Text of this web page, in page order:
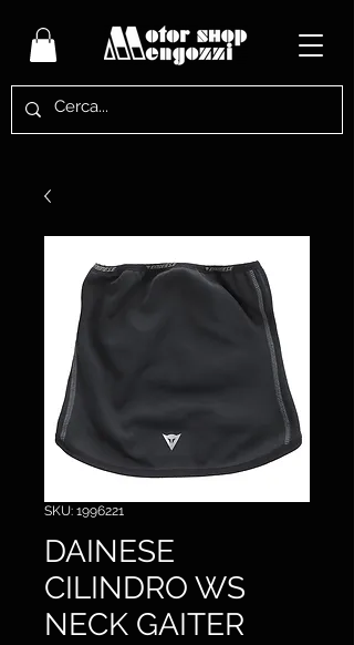
SKU: 1996221
DAINESE
CILINDRO WS
NECK GAITER